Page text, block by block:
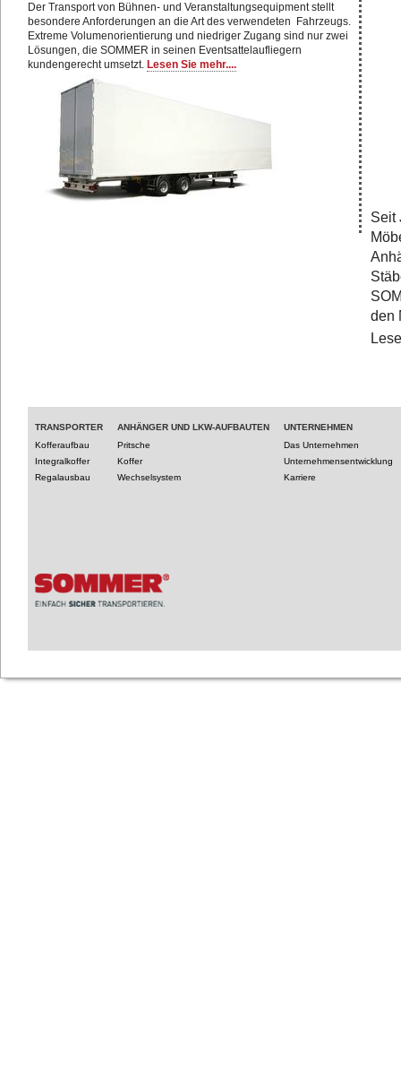
Der Transport von Bühnen- und Veranstaltungsequipment stellt
besondere Anforderungen an die Art des verwendeten Fahrzeugs.
Extreme Volumenorientierung und niedriger Zugang sind nur zwei
Lösungen, die SOMMER in seinen Eventsattelaufliegern
kundengerecht umsetzt. Lesen Sie mehr....
Seit
den
TRANSPORTER
Kofferaufbau
Integralkoffer
Regalausbau
ANHÄNGER UND LKW-AUFBAUTEN
Pritsche
Koffer
Wechselsystem
UNTERNEHMEN
Das Unternehmen
Unternehmensentwicklung
Karriere